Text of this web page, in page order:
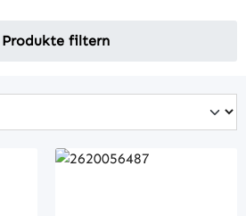
Produkte filtern